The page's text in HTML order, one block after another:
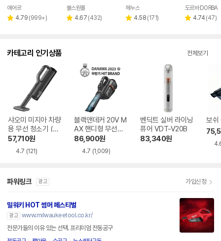
에어르
별 4.79 리
(999+)
불스원몰
별 4.67 리
(432)
헤누스
별 4.58 리
(171)
도르바 DORBA
별 4.74 리
(47)
카테고리 인기상품 전체보기
샤오미 미지아 차량
용 무선 청소기 (해
외구매)
57,710원
4.7 (121)
블랙앤데커 20V M
AX 핸디형 무선청
소기 BHHV520BF
86,900원
4.7 (1,009)
벤딕트 실버 라이닝
퓨어 VDT-V20B
83,340원
보쉬
파워링크 광고 가입신청
밀워키 HOT 썸머 페스티벌
광고 www.milwaukeetool.co.kr/
전문가들의 이유 있는 선택. 프리미엄 전동공구